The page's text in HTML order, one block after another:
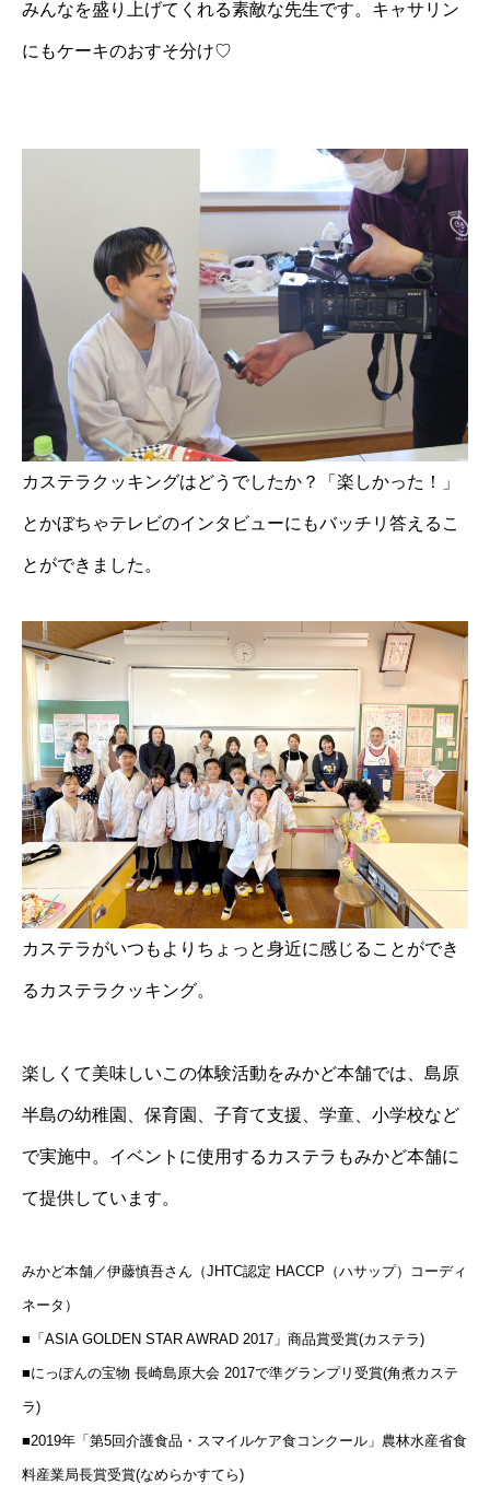
みんなを盛り上げてくれる素敵な先生です。キャサリン
にもケーキのおすそ分け♡
カステラクッキングはどうでしたか？「楽しかった！」
とかぼちゃテレビのインタビューにもバッチリ答えるこ
とができました。
カステラがいつもよりちょっと身近に感じることができ
るカステラクッキング。
楽しくて美味しいこの体験活動をみかど本舗では、島原
半島の幼稚園、保育園、子育て支援、学童、小学校など
で実施中。イベントに使用するカステラもみかど本舗に
て提供しています。
みかど本舗／伊藤慎吾さん（JHTC認定 HACCP（ハサップ）コーディ
ネータ）
■「ASIA GOLDEN STAR AWRAD 2017」商品賞受賞(カステラ)
■にっぽんの宝物 長崎島原大会 2017で準グランプリ受賞(角煮カステ
ラ)
■2019年「第5回介護食品・スマイルケア食コンクール」農林水産省食
料産業局長賞受賞(なめらかすてら)